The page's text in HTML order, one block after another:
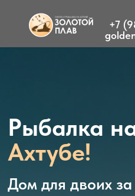
+7
Ахтубе!
Дом для двоих за
сутки! ЗВОНИ!!! код#